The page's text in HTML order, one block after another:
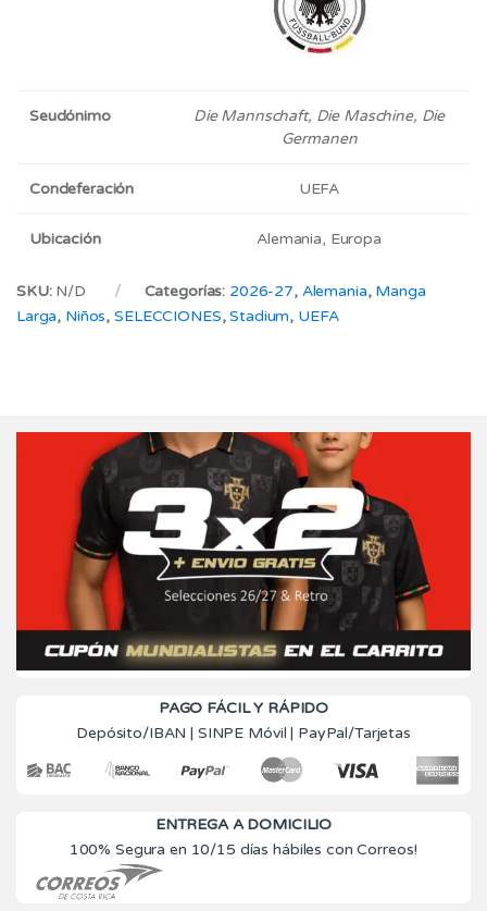
Seudónimo
Die Mannschaft, Die Maschine, Die
Germanen
Condeferación UEFA
Ubicación Alemania, Europa
SKU: N/D Categorías: 2026-27, Alemania, Manga
Larga, Niños,SELECCIONES,Stadium, UEFA
PAGO FÁCIL Y RÁPIDO
Depósito/IBAN | SINPE Móvil | PayPal/Tarjetas
ENTREGA A DOMICILIO
100% Segura en 10/15 días hábiles con Correos!